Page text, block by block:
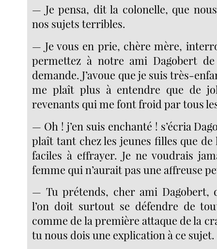
— Je pensa, dit la colonelle, que
nos sujets terribles.
— Je vous en prie, chère mère,
permettez à notre ami Dagobert de
demande. J’avoue que je suis très-
me plaît plus à entendre que de
revenants qui me font froid par tous
— Oh ! j’en suis enchanté ! s’écria
plaît tant chez les jeunes filles que
faciles à effrayer. Je ne voudrais
femme qui n’aurait pas une affreuse
— Tu prétends, cher ami Dagobert,
l’on doit surtout se défendre de
comme de la première attaque de la
tu nous dois une explication à ce sujet.